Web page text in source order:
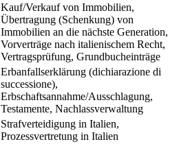
Kauf/Verkauf von Immobilien,
Übertragung (Schenkung) von
Immobilien an die nächste Generation,
Vorverträge nach italienischem Recht,
Vertragsprüfung, Grundbucheinträge
Erbanfallserklärung (dichiarazione di
successione),
Erbschaftsannahme/Ausschlagung,
Testamente, Nachlassverwaltung
Strafverteidigung in Italien,
Prozessvertretung in Italien